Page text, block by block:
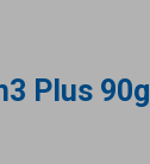
Plus 90g